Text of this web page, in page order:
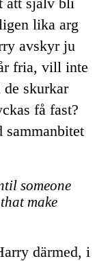
lika arg
avskyr ju
fria, vill inte
skurkar
få fast?
sammanbitet
someone
make
därmed, i